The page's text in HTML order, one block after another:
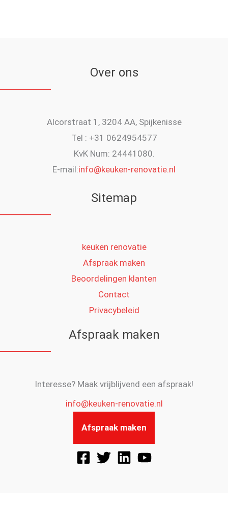
Over ons
Alcorstraat 1, 3204 AA, Spijkenisse
Tel : +31 0624954577
KvK Num: 24441080.
E-mail:info@keuken-renovatie.nl
Sitemap
keuken renovatie
Afspraak maken
Beoordelingen klanten
Contact
Privacybeleid
Afspraak maken
Interesse? Maak vrijblijvend een afspraak!
info@keuken-renovatie.nl
Afspraak maken